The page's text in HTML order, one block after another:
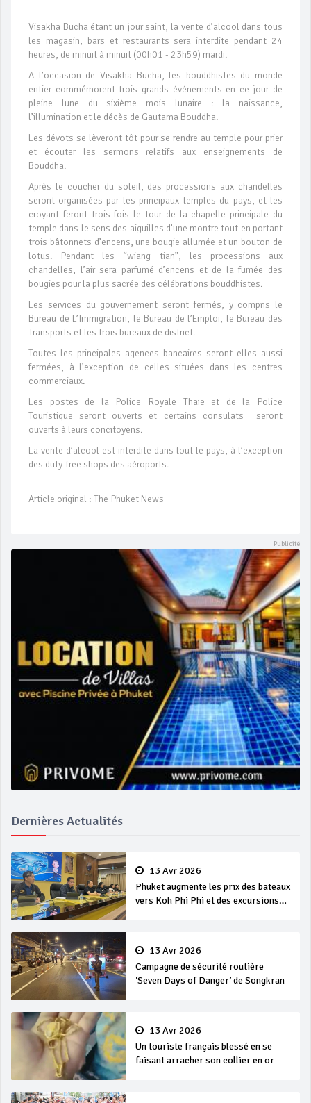
Visakha Bucha étant un jour saint, la vente d’alcool dans tous
les magasin, bars et restaurants sera interdite pendant 24
heures, de minuit à minuit (00h01 - 23h59) mardi.
A l’occasion de Visakha Bucha, les bouddhistes du monde
entier commémorent trois grands événements en ce jour de
pleine lune du sixième mois lunaire : la naissance,
l’illumination et le décès de Gautama Bouddha.
Les dévots se lèveront tôt pour se rendre au temple pour prier
et écouter les sermons relatifs aux enseignements de
Bouddha.
Après le coucher du soleil, des processions aux chandelles
seront organisées par les principaux temples du pays, et les
croyant feront trois fois le tour de la chapelle principale du
temple dans le sens des aiguilles d’une montre tout en portant
trois bâtonnets d’encens, une bougie allumée et un bouton de
lotus. Pendant les “wiang tian”, les processions aux
chandelles, l’air sera parfumé d’encens et de la fumée des
bougies pour la plus sacrée des célébrations bouddhistes.
Les services du gouvernement seront fermés, y compris le
Bureau de L’Immigration, le Bureau de l’Emploi, le Bureau des
Transports et les trois bureaux de district.
Toutes les principales agences bancaires seront elles aussi
fermées, à l’exception de celles situées dans les centres
commerciaux.
Les postes de la Police Royale Thaïe et de la Police
Touristique seront ouverts et certains consulats seront
ouverts à leurs concitoyens.
La vente d’alcool est interdite dans tout le pays, à l’exception
des duty-free shops des aéroports.
Article original : The Phuket News
Dernières Actualités
13 Avr 2026
Phuket augmente les prix des bateaux
vers Koh Phi Phi et des excursions
13 Avr 2026
Campagne de sécurité routière
‘Seven Days of Danger’ de Songkran
13 Avr 2026
Un touriste français blessé en se
faisant arracher son collier en or